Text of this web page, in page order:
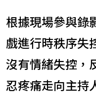
根據現場參與錄
戲進行時秩序失
沒有情緒失控，
忍疼痛走向主持